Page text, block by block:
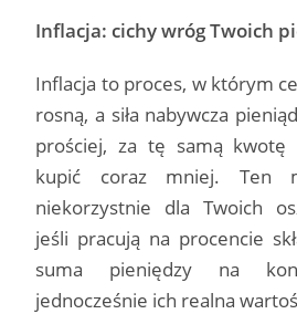
Inflacja: cichy wróg Twoich
Inflacja to proces, w którym
rosną, a siła nabywcza
prościej, za tę samą kwotę
kupić coraz mniej. Ten
niekorzystnie dla Twoich
jeśli pracują na procencie
suma pieniędzy na
jednocześnie ich realna